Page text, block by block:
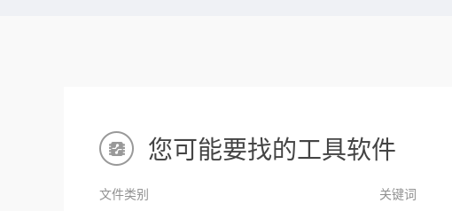
您可能要找的工具软件
文件类别 关键词